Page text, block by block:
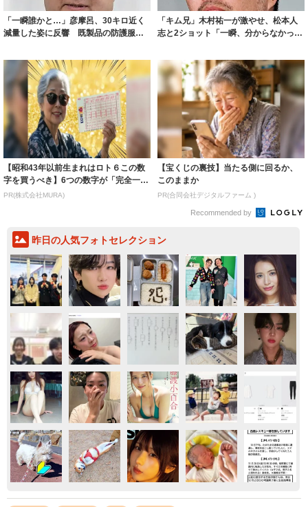
「一瞬誰かと…」彦摩呂、30キロ近く
減量した姿に反響 既製品の防護服が
「キム兄」木村祐一が激やせ、松本人
志と2ショット「一瞬、分からなかった
【昭和43年以前生まれはロト６この数
字を買うべき】6つの数字が「完全一
致」する方...
PR(株式会社MURA)
【宝くじの裏技】当たる側に回るか、
このままか
PR(合同会社デジタルファーム )
Recommended by
昨日の人気フォトセレクション